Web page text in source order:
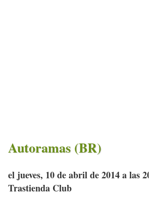
Autoramas (BR)
el jueves, 10 de abril de 2014 a las
Trastienda Club